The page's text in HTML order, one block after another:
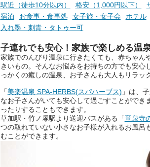
ニフティ温泉の「占いベンチ」
は、そんなあなたの心のつぶや
きをプロの占い師に相談するこ
とができるサービスです。
おふろパス会員様なら、この特
別なひとときを「毎月10分無
料」でご利用いただけます。
お湯で体がほぐれたら、次は占
い師さんとお話しして、心もほ
駅近（徒歩10分以内） 格安（1,000円以下）
宿泊
お食事・食事処 女子旅・女子会 ホテル
入れ墨・刺青・タトゥー可
子連れでも安心！家族で楽しめる温
家族でのんびり温泉に行きたくても、赤ちゃ
きいもの。そんなお悩みをお持ちの方でも安
っかくの癒しの温泉、お子さんも大人もリラッ
「美楽温泉 SPA-HERBS(スパハーブス) 」は、
なお子さんがいても安心して過ごすことがで
ったりすることもできます。
草加駅・竹ノ塚駅より送迎バスがある「竜泉寺
つの取れていない小さなお子様が入れるお風呂
むことができます。